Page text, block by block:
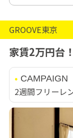
GROOVE東京
家賃2万円台
CAMPAIGN
2週間フリーレ